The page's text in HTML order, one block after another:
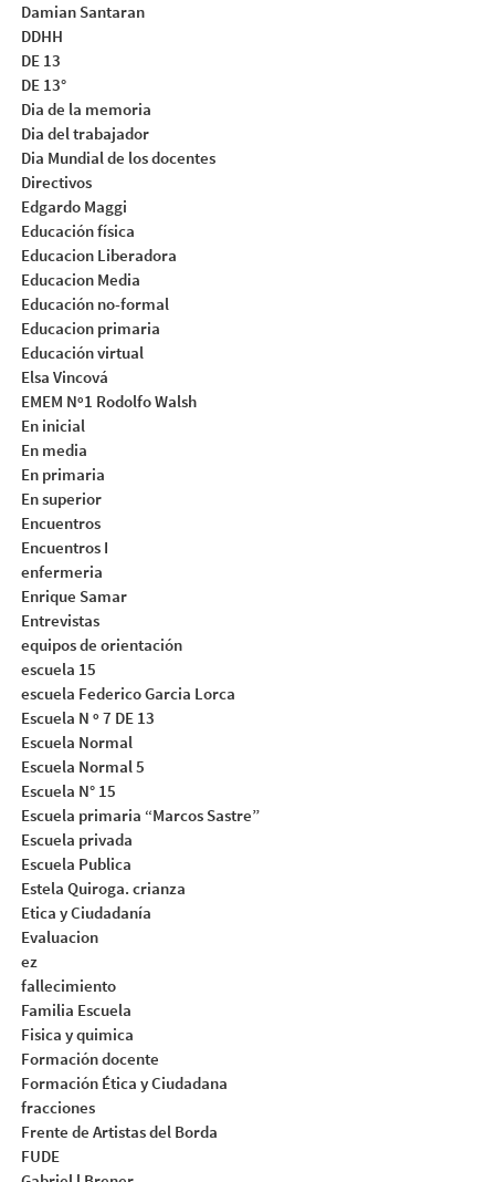
Damian Santaran
DDHH
DE 13
DE 13°
Dia de la memoria
Dia del trabajador
Dia Mundial de los docentes
Directivos
Edgardo Maggi
Educación física
Educacion Liberadora
Educacion Media
Educación no-formal
Educacion primaria
Educación virtual
Elsa Vincová
EMEM Nº1 Rodolfo Walsh
En inicial
En media
En primaria
En superior
Encuentros
Encuentros I
enfermeria
Enrique Samar
Entrevistas
equipos de orientación
escuela 15
escuela Federico Garcia Lorca
Escuela N º 7 DE 13
Escuela Normal
Escuela Normal 5
Escuela N° 15
Escuela primaria “Marcos Sastre”
Escuela privada
Escuela Publica
Estela Quiroga. crianza
Etica y Ciudadanía
Evaluacion
ez
fallecimiento
Familia Escuela
Fisica y quimica
Formación docente
Formación Ética y Ciudadana
fracciones
Frente de Artistas del Borda
FUDE